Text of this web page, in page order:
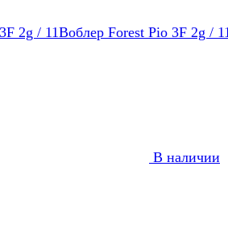
Воблер Forest Pio 3F 2g /
В наличии